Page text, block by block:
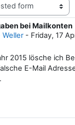
bei Mailkonten
- Friday, 17
0
2015 lösche ich
E-Mail